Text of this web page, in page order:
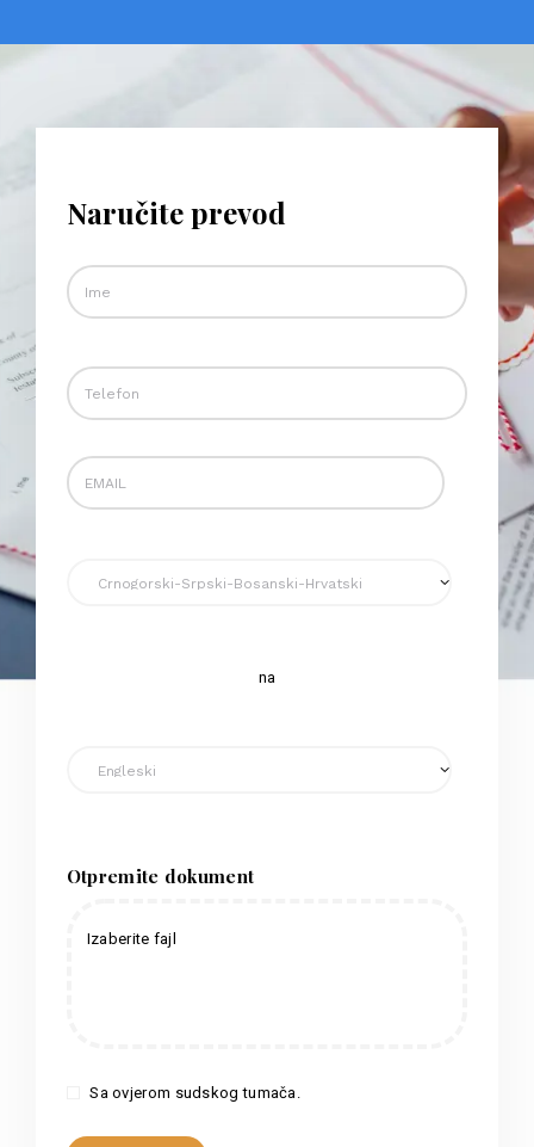
Naručite prevod
na
Otpremite dokument
Izaberite fajl
Sa ovjerom sudskog tumača.